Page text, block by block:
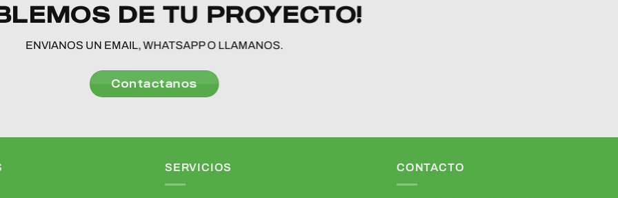
DE TU PROYECTO!
ENVIANOS UN EMAIL, WHATSAPP O LLAMANOS.
Contactanos
SERVICIOS CONTACTO